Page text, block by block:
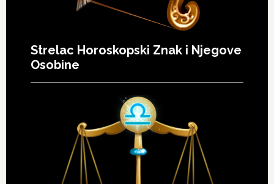
Strelac Horoskopski Znak i Njegove
Osobine